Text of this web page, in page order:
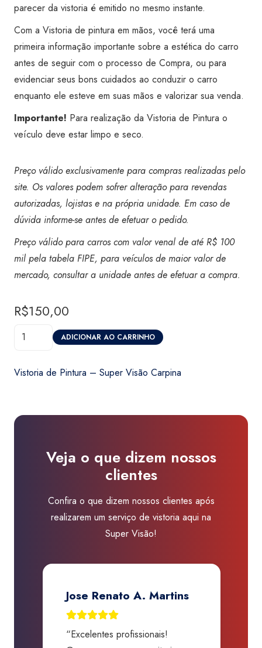
parecer da vistoria é emitido no mesmo instante.
Com a Vistoria de pintura em mãos, você terá uma
primeira informação importante sobre a estética do carro
antes de seguir com o processo de Compra, ou para
evidenciar seus bons cuidados ao conduzir o carro
enquanto ele esteve em suas mãos e valorizar sua venda.
Importante! Para realização da Vistoria de Pintura o
veículo deve estar limpo e seco.
Preço válido exclusivamente para compras realizadas pelo
site. Os valores podem sofrer alteração para revendas
autorizadas, lojistas e na própria unidade. Em caso de
dúvida informe-se antes de efetuar o pedido.
Preço válido para carros com valor venal de até R$ 100
mil pela tabela FIPE, para veículos de maior valor de
mercado, consultar a unidade antes de efetuar a compra.
R$150,00
Vistoria
Visão
ADICIONAR AO CARRINHO
Vistoria de Pintura – Super Visão Carpina
Veja o que dizem nossos
clientes
Confira o que dizem nossos clientes após
realizarem um serviço de vistoria aqui na
Super Visão!
Jose Renato A. Martins
“Excelentes profissionais!